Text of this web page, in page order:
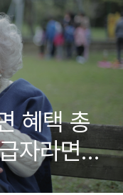
혜택 총
자라면